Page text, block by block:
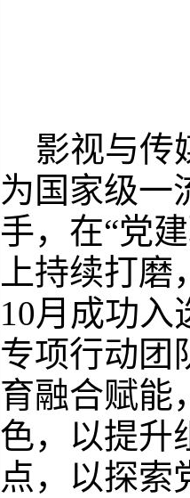
影视与传
为国家级一
手，在“党
上持续打
10月成功入
专项行动团
育融合赋能
色，以提升
点，以探索